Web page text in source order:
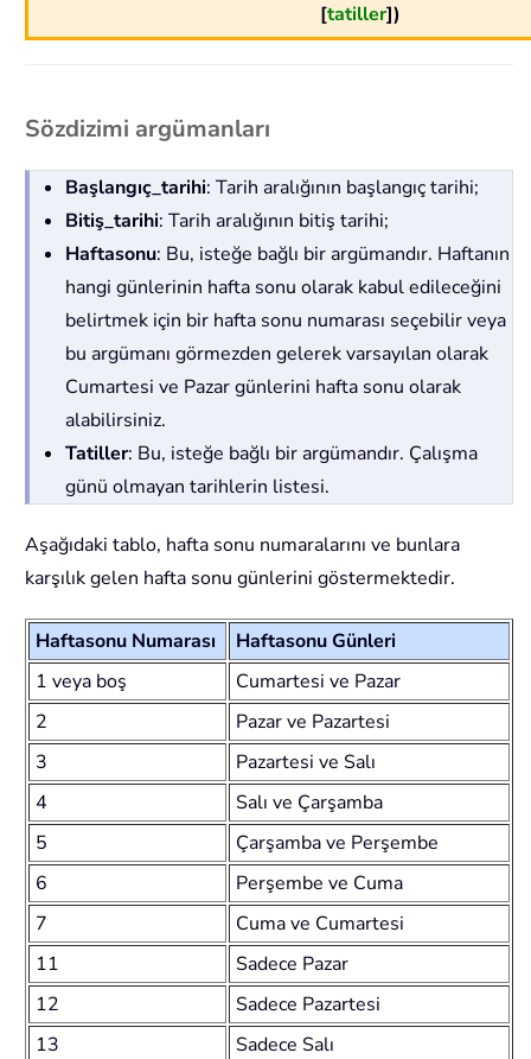
[tatiller])
Sözdizimi argümanları
Başlangıç_tarihi: Tarih aralığının başlangıç tarihi;
Bitiş_tarihi: Tarih aralığının bitiş tarihi;
Haftasonu: Bu, isteğe bağlı bir argümandır. Haftanın
hangi günlerinin hafta sonu olarak kabul edileceğini
belirtmek için bir hafta sonu numarası seçebilir veya
bu argümanı görmezden gelerek varsayılan olarak
Cumartesi ve Pazar günlerini hafta sonu olarak
alabilirsiniz.
Tatiller: Bu, isteğe bağlı bir argümandır. Çalışma
günü olmayan tarihlerin listesi.
Aşağıdaki tablo, hafta sonu numaralarını ve bunlara
karşılık gelen hafta sonu günlerini göstermektedir.
Haftasonu Numarası
Haftasonu Günleri
1 veya boş
Cumartesi ve Pazar
2
Pazar ve Pazartesi
3
Pazartesi ve Salı
4
Salı ve Çarşamba
5
Çarşamba ve Perşembe
6
Perşembe ve Cuma
7
Cuma ve Cumartesi
11
Sadece Pazar
12
Sadece Pazartesi
13
Sadece Salı